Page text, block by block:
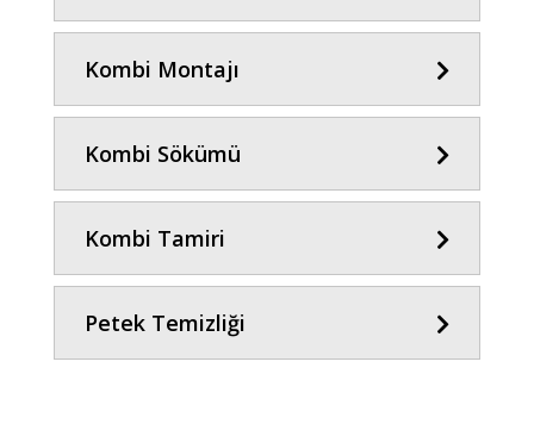
Kombi Montajı
Kombi Sökümü
Kombi Tamiri
Petek Temizliği